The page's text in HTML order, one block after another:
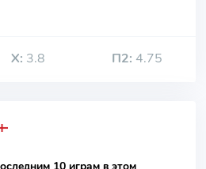
Х: 3.8 П2: 4.75